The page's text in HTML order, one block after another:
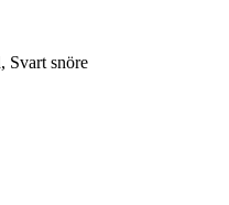
Svart snöre